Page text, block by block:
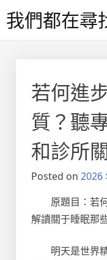
to我們都在尋
若何進
質？聽
和診所
Posted on 2026
原題目：若
解讀關于睡眠那
明天是世界